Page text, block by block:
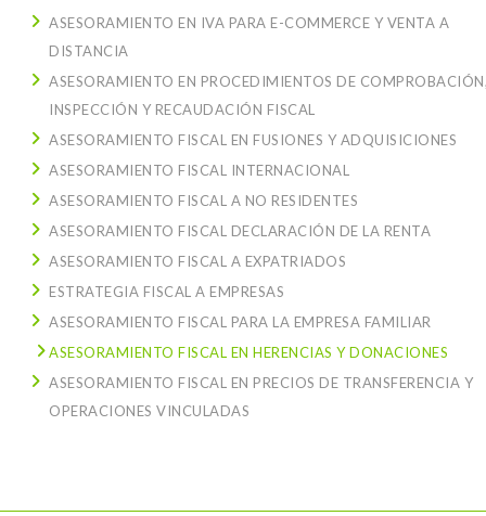
ASESORAMIENTO EN IVA PARA E-COMMERCE Y VENTA A
DISTANCIA
ASESORAMIENTO EN PROCEDIMIENTOS DE
INSPECCIÓN Y RECAUDACIÓN FISCAL
ASESORAMIENTO FISCAL EN FUSIONES Y ADQUISICIONES
ASESORAMIENTO FISCAL INTERNACIONAL
ASESORAMIENTO FISCAL A NO RESIDENTES
ASESORAMIENTO FISCAL DECLARACIÓN DE LA RENTA
ASESORAMIENTO FISCAL A EXPATRIADOS
ESTRATEGIA FISCAL A EMPRESAS
ASESORAMIENTO FISCAL PARA LA EMPRESA FAMILIAR
ASESORAMIENTO FISCAL EN HERENCIAS Y DONACIONES
ASESORAMIENTO FISCAL EN PRECIOS DE TRANSFERENCIA Y
OPERACIONES VINCULADAS